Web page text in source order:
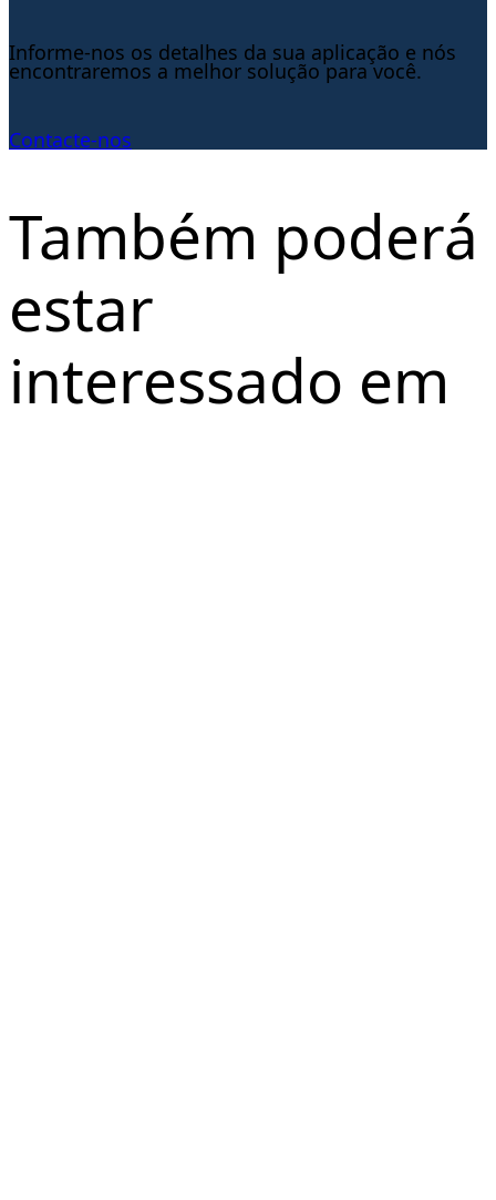
Informe-nos os detalhes da sua aplicação e nós
encontraremos a melhor solução para você.
Contacte-nos
Também poderá
estar
interessado em